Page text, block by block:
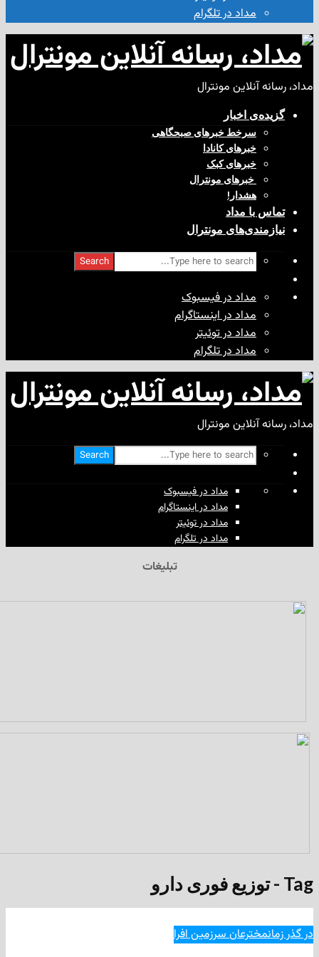
مداد در تلگرام
مونترال
اخبار
سرخط خبرهای صبحگاهی
خبرهای کانادا
خبرهای کبک
‌ خبرهای مونترال
مداد
مونترال
Search
مداد در فیسبوک
مداد در اینستاگرام
مداد در توئیتر
مداد در تلگرام
مونترال
Search
مداد در فیسبوک
مداد در اینستاگرام
مداد در توئیتر
مداد در تلگرام
سرزمین افرا